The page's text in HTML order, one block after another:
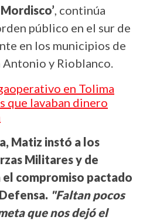
, continúa
público en el sur de
en los municipios de
Antonio y Rioblanco.
en Tolima
que lavaban dinero
Matiz instó a los
Militares y de
el compromiso pactado
"Faltan pocos
que nos dejó el